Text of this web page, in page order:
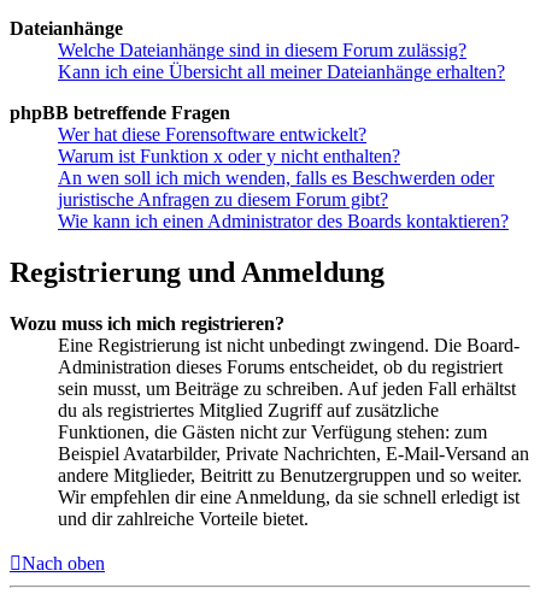
Dateianhänge
Welche Dateianhänge sind in diesem Forum zulässig?
Kann ich eine Übersicht all meiner Dateianhänge erhalten?
phpBB betreffende Fragen
Wer hat diese Forensoftware entwickelt?
Warum ist Funktion x oder y nicht enthalten?
An wen soll ich mich wenden, falls es Beschwerden oder
juristische Anfragen zu diesem Forum gibt?
Wie kann ich einen Administrator des Boards kontaktieren?
Registrierung und Anmeldung
Wozu muss ich mich registrieren?
Eine Registrierung ist nicht unbedingt zwingend. Die Board-
Administration dieses Forums entscheidet, ob du registriert
sein musst, um Beiträge zu schreiben. Auf jeden Fall erhältst
du als registriertes Mitglied Zugriff auf zusätzliche
Funktionen, die Gästen nicht zur Verfügung stehen: zum
Beispiel Avatarbilder, Private Nachrichten, E-Mail-Versand an
andere Mitglieder, Beitritt zu Benutzergruppen und so weiter.
Wir empfehlen dir eine Anmeldung, da sie schnell erledigt ist
und dir zahlreiche Vorteile bietet.
Nach oben